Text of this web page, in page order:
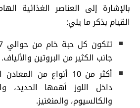
بالإشارة إلى العناصر الغذائية
القيام بذكر ما يلي:
جانب الكثير من البروتين والألياف.
أكثر من 10 أنواع من
داخل اللوز أهمها الحديد،
والكالسيوم، والمنغنيز.